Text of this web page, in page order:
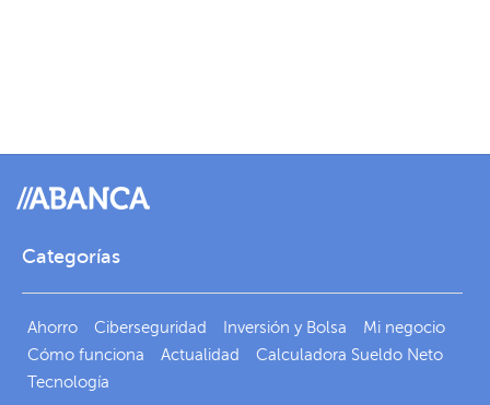
Categorías
Ahorro Ciberseguridad Inversión y Bolsa
Mi negocio
Cómo funciona
Actualidad
Calculadora Sueldo Neto
Tecnología